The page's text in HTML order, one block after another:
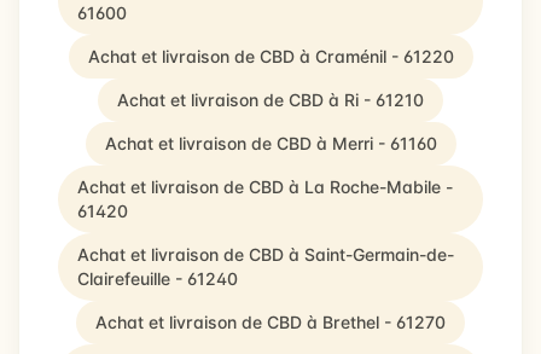
61600
Achat et livraison de CBD à Craménil - 61220
Achat et livraison de CBD à Ri - 61210
Achat et livraison de CBD à Merri - 61160
Achat et livraison de CBD à La Roche-Mabile -
61420
Achat et livraison de CBD à Saint-Germain-de-
Clairefeuille - 61240
Achat et livraison de CBD à Brethel - 61270